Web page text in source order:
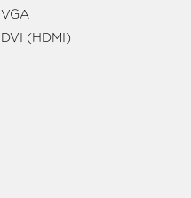
VGA
DVI (HDMI)